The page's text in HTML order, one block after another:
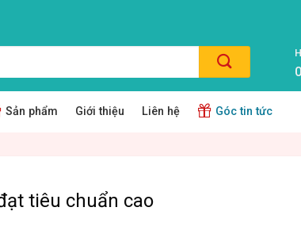
Sản phẩm Giới thiệu Liên hệ Góc tin tức
tiêu chuẩn cao